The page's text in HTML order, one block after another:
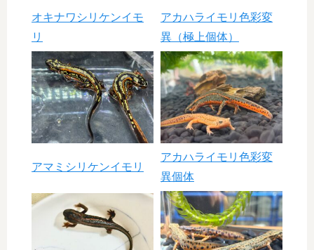
オキナワシリケンイモ
リ
アカハライモリ色彩変
異（極上個体）
アマミシリケンイモリ
アカハライモリ色彩変
異個体